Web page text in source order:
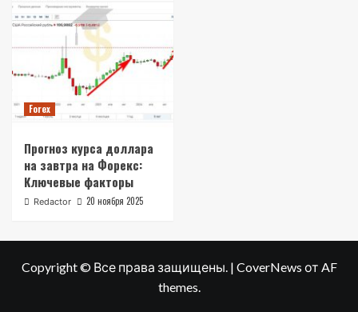
Forex
Прогноз курса доллара
на завтра на Форекс:
Ключевые факторы
Redactor 20 ноября 2025
Copyright © Все права защищены. | CoverNews от AF
themes.